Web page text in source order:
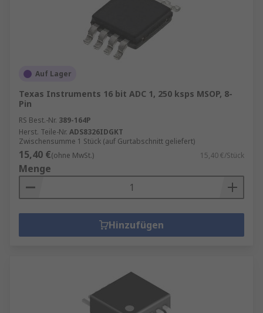
Auf Lager
Texas Instruments 16 bit ADC 1, 250 ksps MSOP, 8-
Pin
RS Best.-Nr. 389-164P
Herst. Teile-Nr. ADS8326IDGKT
Zwischensumme 1 Stück (auf Gurtabschnitt geliefert)
15,40 €(ohne MwSt.) 15,40 €/Stück
Menge
Hinzufügen